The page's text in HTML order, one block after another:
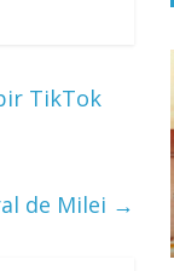
TikTok
de Milei →
Julio Martínez Molina